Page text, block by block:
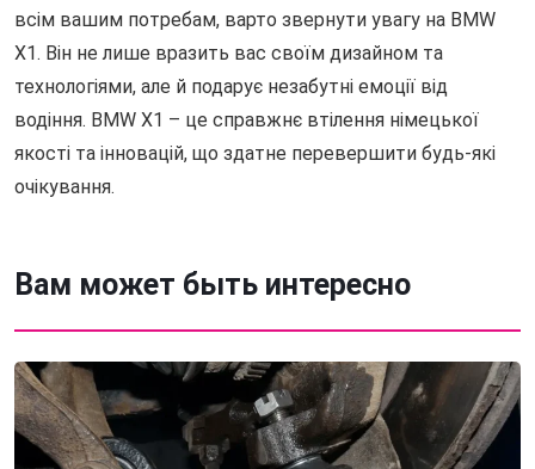
всім вашим потребам, варто звернути увагу на BMW
X1. Він не лише вразить вас своїм дизайном та
технологіями, але й подарує незабутні емоції від
водіння. BMW X1 – це справжнє втілення німецької
якості та інновацій, що здатне перевершити будь-які
очікування.
Вам может быть интересно